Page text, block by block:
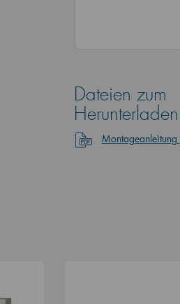
Dateien zum
Herunterladen
Montageanleitung